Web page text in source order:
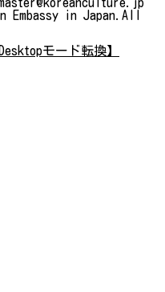
Embassy in Japan.All
Desktopモード転換】